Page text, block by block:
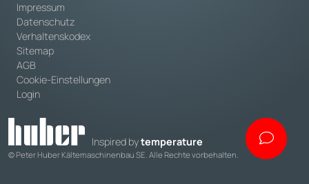
Impressum
Datenschutz
Verhaltenskodex
Sitemap
AGB
Cookie-Einstellungen
Login
Inspired bytemperature
© Peter Huber Kältemaschinenbau SE. Alle Rechte vorbehalten.